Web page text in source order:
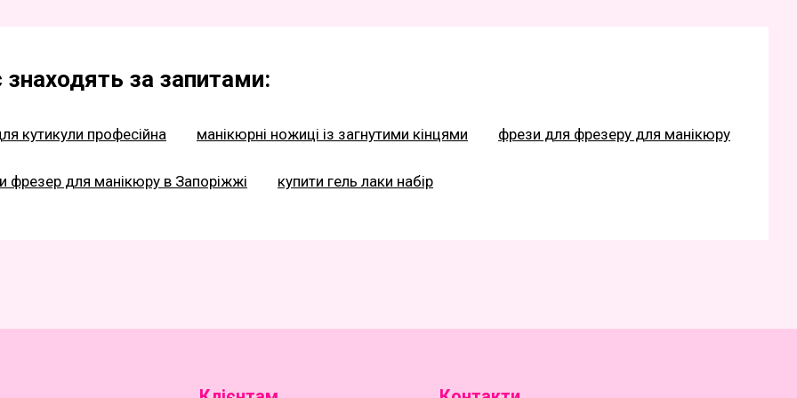
знаходять за запитами:
кутикули професійна манікюрні ножиці із загнутими кінцями фрези для фрезеру для манікюру
фрезер для манікюру в Запоріжжі купити гель лаки набір